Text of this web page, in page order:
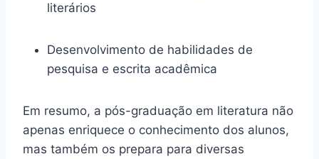
literários
Desenvolvimento de habilidades de
pesquisa e escrita acadêmica
Em resumo, a pós-graduação em literatura não
apenas enriquece o conhecimento dos alunos,
mas também os prepara para diversas